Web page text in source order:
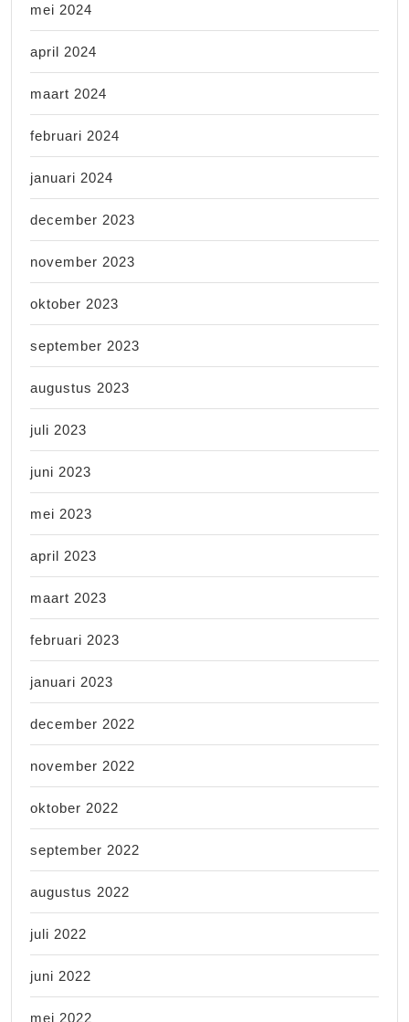
mei 2024
april 2024
maart 2024
februari 2024
januari 2024
december 2023
november 2023
oktober 2023
september 2023
augustus 2023
juli 2023
juni 2023
mei 2023
april 2023
maart 2023
februari 2023
januari 2023
december 2022
november 2022
oktober 2022
september 2022
augustus 2022
juli 2022
juni 2022
mei 2022